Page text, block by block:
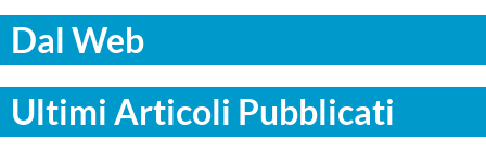
Dal Web
Ultimi Articoli Pubblicati
COMMUNITY